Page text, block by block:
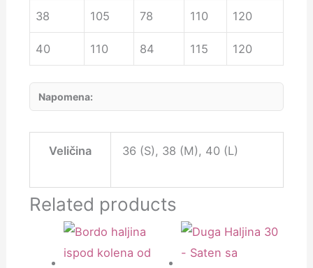
38 105 78 110 120
40 110 84 115 120
Napomena:
Veličina 36 (S), 38 (M), 40 (L)
Related products